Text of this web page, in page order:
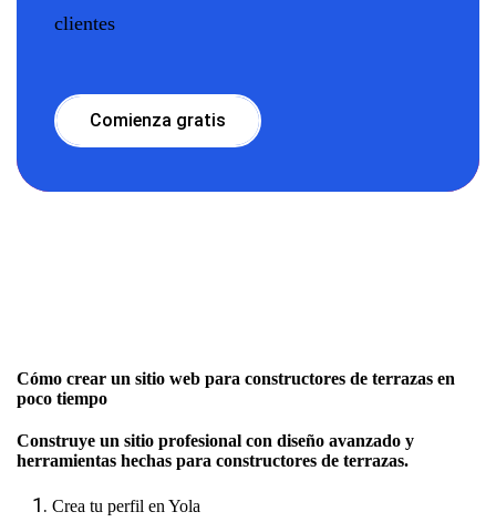
clientes
Comienza gratis
Cómo crear un sitio web para constructores de terrazas en
poco tiempo
Construye un sitio profesional con diseño avanzado y
herramientas hechas para constructores de terrazas.
Crea tu perfil en Yola